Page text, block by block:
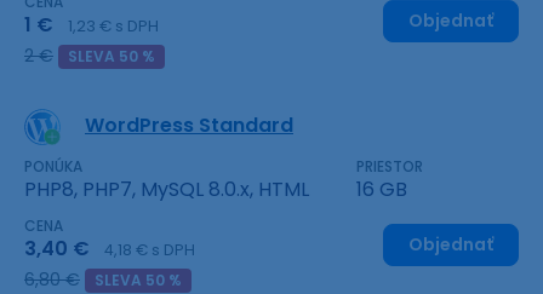
1 € 1,23 € s DPH
2 € SLEVA 50 %
Objednať
WordPress Standard
PONÚKA
PHP8, PHP7, MySQL 8.0.x, HTML
PRIESTOR
16 GB
CENA
3,40 € 4,18 € s DPH
6,80 € SLEVA 50 %
Objednať